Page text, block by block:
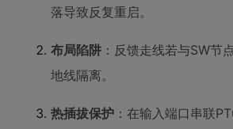
落导致反复重启。
布局陷阱 ：反馈走线若与SW
地线隔离。
热插拔保护 ：在输入端口串联